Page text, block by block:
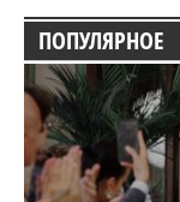
ПОПУЛЯРНОЕ